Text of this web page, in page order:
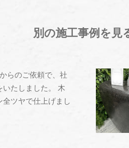
別の施工事例を見
らのご依頼で、社
たしました。 木
ツヤで仕上げまし
" alt="" />